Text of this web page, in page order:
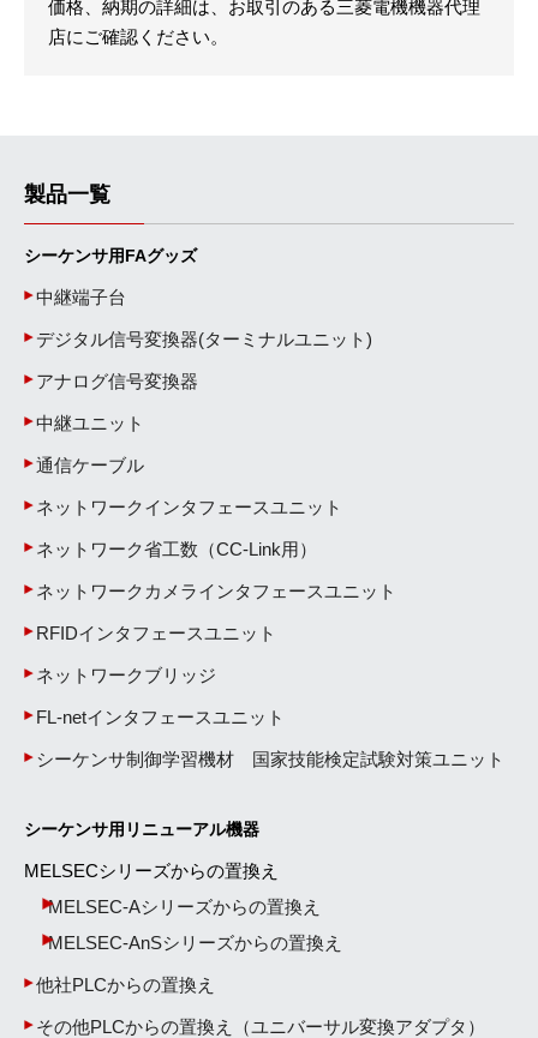
価格、納期の詳細は、お取引のある三菱電機機器代理
店にご確認ください。
製品一覧
シーケンサ用FAグッズ
中継端子台
デジタル信号変換器(ターミナルユニット)
アナログ信号変換器
中継ユニット
通信ケーブル
ネットワークインタフェースユニット
ネットワーク省工数（CC-Link用）
ネットワークカメラインタフェースユニット
RFIDインタフェースユニット
ネットワークブリッジ
FL-netインタフェースユニット
シーケンサ制御学習機材 国家技能検定試験対策ユニット
シーケンサ用リニューアル機器
MELSECシリーズからの置換え
MELSEC-Aシリーズからの置換え
MELSEC-AnSシリーズからの置換え
他社PLCからの置換え
その他PLCからの置換え（ユニバーサル変換アダプタ）